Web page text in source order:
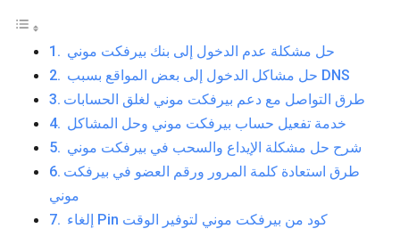
حل مشكلة عدم الدخول إلى بنك بيرفكت موني
حل مشاكل الدخول إلى بعض المواقع بسبب DNS
طرق التواصل مع دعم بيرفكت موني لغلق الحسابات
خدمة تفعيل حساب بيرفكت موني وحل المشاكل
شرح حل مشكلة الإيداع والسحب في بيرفكت موني
طرق استعادة كلمة المرور ورقم العضو في بيرفكت
موني
إلغاء Pin كود من بيرفكت موني لتوفير الوقت